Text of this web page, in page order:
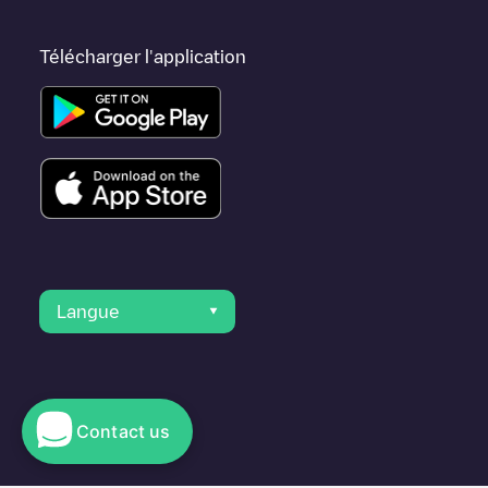
Télécharger l'application
Langue
© 2023 Electromaps
Contact us